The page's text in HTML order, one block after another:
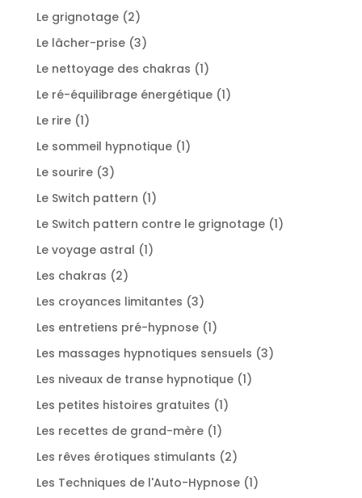
Le grignotage 22
produits
Le lâcher-prise 33
produits
Le nettoyage des chakras 11
produit
Le ré-équilibrage énergétique 11
Le rire 11
produit
Le sommeil hypnotique 11
Le sourire 33
produits
Le Switch pattern 11
produit
Le Switch pattern contre le grignotage 11
Le voyage astral 11
Les chakras 22
produits
Les croyances limitantes 33
produits
Les entretiens pré-hypnose 11
produit
Les massages hypnotiques sensuels 33
Les niveaux de transe hypnotique 11
Les petites histoires gratuites 11
Les recettes de grand-mère 11
produit
Les rêves érotiques stimulants 22
produits
Les Techniques de l'Auto-Hypnose 11